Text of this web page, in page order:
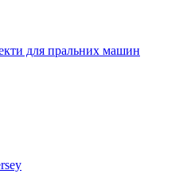
для пральних машин